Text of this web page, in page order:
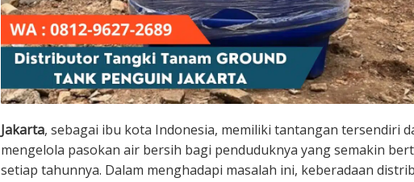
Jakarta, sebagai ibu kota Indonesia, memiliki tantangan tersendiri
mengelola pasokan air bersih bagi penduduknya yang semakin
setiap tahunnya. Dalam menghadapi masalah ini, keberadaan